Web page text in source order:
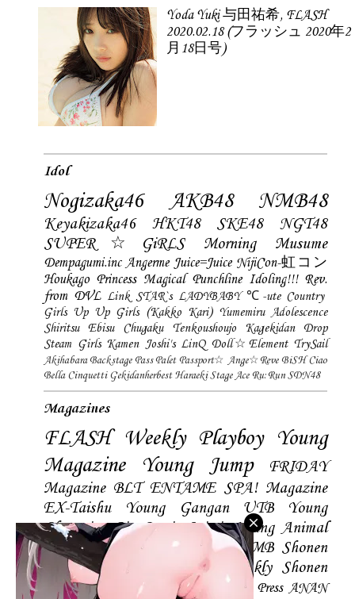
Yoda Yuki 与田祐希, FLASH
2020.02.18 (フラッシュ 2020年2
月18日号)
Idol
Nogizaka46 AKB48 NMB48
Keyakizaka46 HKT48 SKE48
NGT48
SUPER☆GiRLS
Morning Musume
Dempagumi.inc Angerme Juice=Juice NijiCon-虹コン
Houkago Princess Magical Punchline Idoling!!! Rev.
from DVL Link STAR`s LADYBABY ℃-ute Country
Girls Up Up Girls (Kakko Kari) Yumemiru Adolescence
Shiritsu Ebisu Chugaku
Tenkoushoujo Kagekidan
Drop
Steam Girls Kamen Joshi's LinQ Doll☆Element TrySail
Akihabara Backstage Pass Palet Passport☆ Ange☆Reve BiSH Ciao
Bella Cinquetti Gekidanherbest Haraeki Stage Ace Ru:Run SDN48
Magazines
FLASH Weekly Playboy Young
Magazine
Young Jump
FRIDAY
Magazine BLT ENTAME SPA! Magazine
EX-Taishu
Young Gangan UTB
Young
Champion Big Comic Spirtis Young Animal
Shonen Magazine
BUBKA BOMB Shonen
Champion
Manga Action
Weekly Shonen
Sunday
Photobooks BRODY Hustle Press ANAN